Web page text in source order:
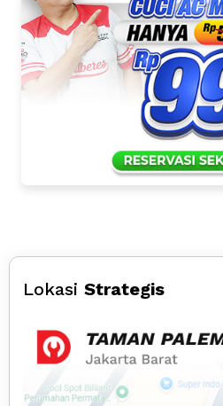
Lokasi Strategis